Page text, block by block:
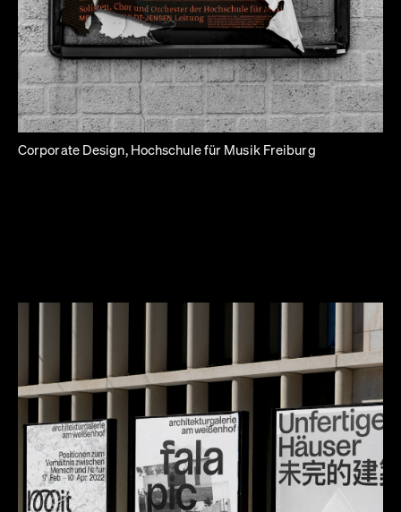
Corporate Design, Hochschule für Musik Freiburg